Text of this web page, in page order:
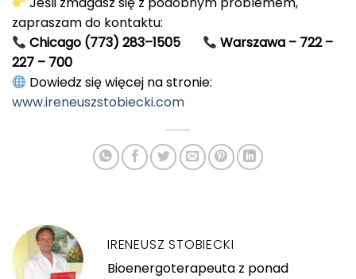
zapraszam do kontaktu:
Chicago (773) 283–1505
Warszawa – 722 –
227 – 700
Dowiedz się więcej na stronie:
www.ireneuszstobiecki.com
IRENEUSZ STOBIECKI
Bioenergoterapeuta z ponad